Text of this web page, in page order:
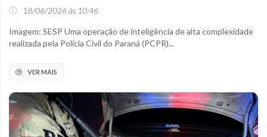
18/06/2026 às 10:46
Imagem: SESP Uma operação de inteligência de alta complexidade
realizada pela Polícia Civil do Paraná (PCPR)...
VER MAIS